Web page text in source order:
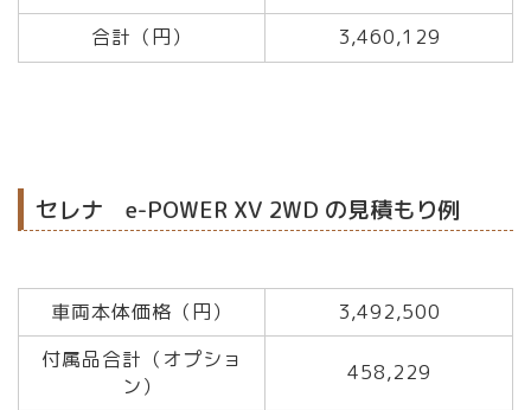
合計（円） 3,460,129
セレナ e-POWER XV 2WD の見積もり例
車両本体価格（円）
3,492,500
付属品合計（オプショ
ン）
458,229